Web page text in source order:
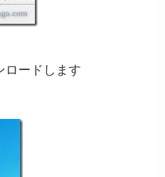
ロードします